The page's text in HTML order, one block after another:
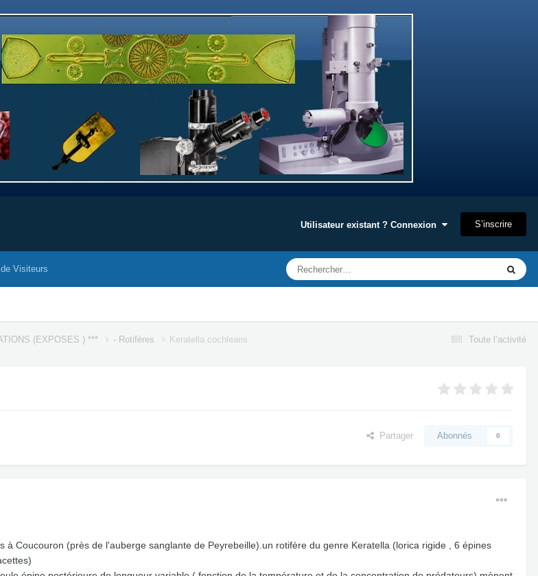
Utilisateur existant ? Connexion S’inscrire
Visiteurs
Toute l’activité
(EXPOSES ) *** - Rotifères Keratella cochlearis
Partager Abonnés 0
à Coucouron (près de l'auberge sanglante de Peyrebeille).un rotifère du genre Keratella (lorica rigide , 6 épines